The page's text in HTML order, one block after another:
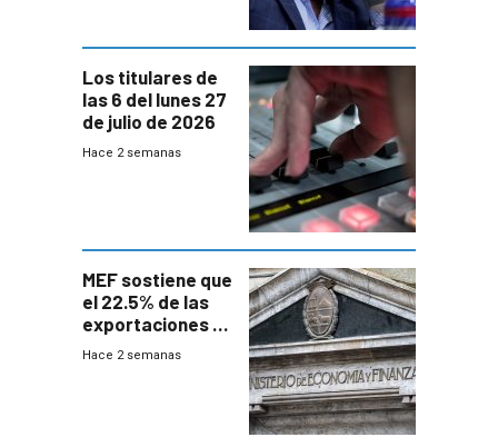
Los titulares de
las 6 del lunes 27
de julio de 2026
Hace 2 semanas
MEF sostiene que
el 22.5% de las
exportaciones a
EE.UU se verán
Hace 2 semanas